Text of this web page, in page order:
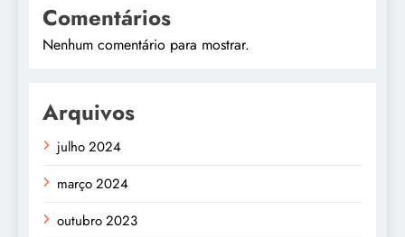
Comentários
Nenhum comentário para mostrar.
Arquivos
julho 2024
março 2024
outubro 2023